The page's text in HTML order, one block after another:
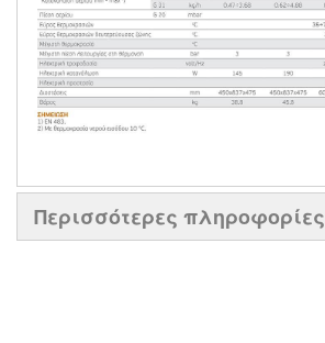
Περισσότερες πληροφορίες